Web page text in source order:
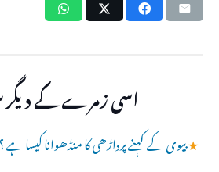
اسی زمرے کے
★بیوی کے کہنے پرداڑھی کا منڈھوانا کیسا